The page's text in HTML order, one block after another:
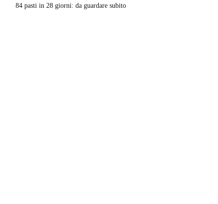
84 pasti in 28 giorni: da guardare subito